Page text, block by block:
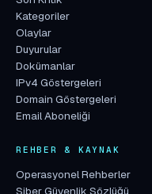
Kategoriler
Olaylar
Duyurular
Dokümanlar
IPv4 Göstergeleri
Domain Göstergeleri
Email Aboneliği
REHBER & KAYNAK
Operasyonel Rehberler
Siber Güvenlik Sözlüğü